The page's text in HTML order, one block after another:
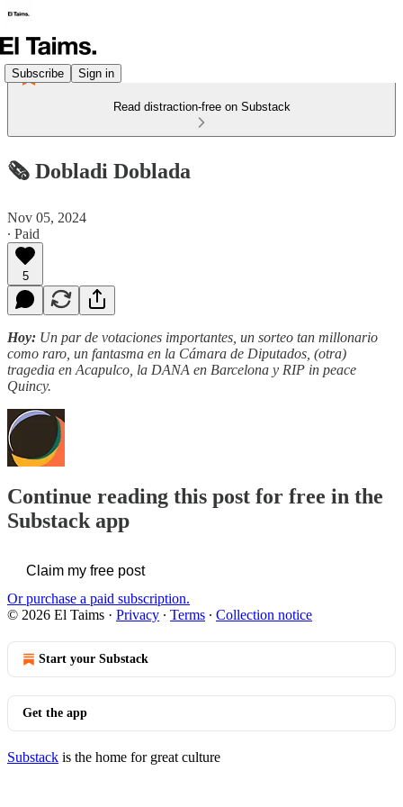
Subscribe Sign in
Read distraction-free on Substack
🗞️ Dobladi Doblada
Nov 05, 2024
∙ Paid
5
Hoy: Un par de votaciones importantes, un sorteo tan millonario
como raro, un fantasma en la Cámara de Diputados, (otra)
tragedia en Acapulco, la DANA en Barcelona y RIP in peace
Quincy.
Continue reading this post for free in the
Substack app
Claim my free post
Or purchase a paid subscription.
© 2026 El Taims · Privacy ∙ Terms ∙ Collection notice
Start your Substack
Get the app
Substack is the home for great culture